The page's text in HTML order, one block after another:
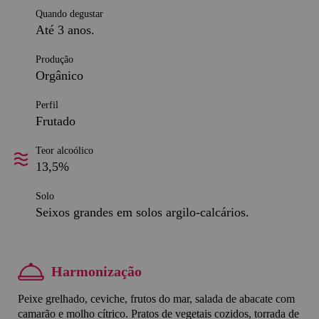
Quando degustar
Até 3 anos.
Produção
Orgânico
Perfil
Frutado
Teor alcoólico
13,5%
Solo
Seixos grandes em solos argilo-calcários.
Harmonização
Peixe grelhado, ceviche, frutos do mar, salada de abacate com
camarão e molho cítrico. Pratos de vegetais cozidos, torrada de